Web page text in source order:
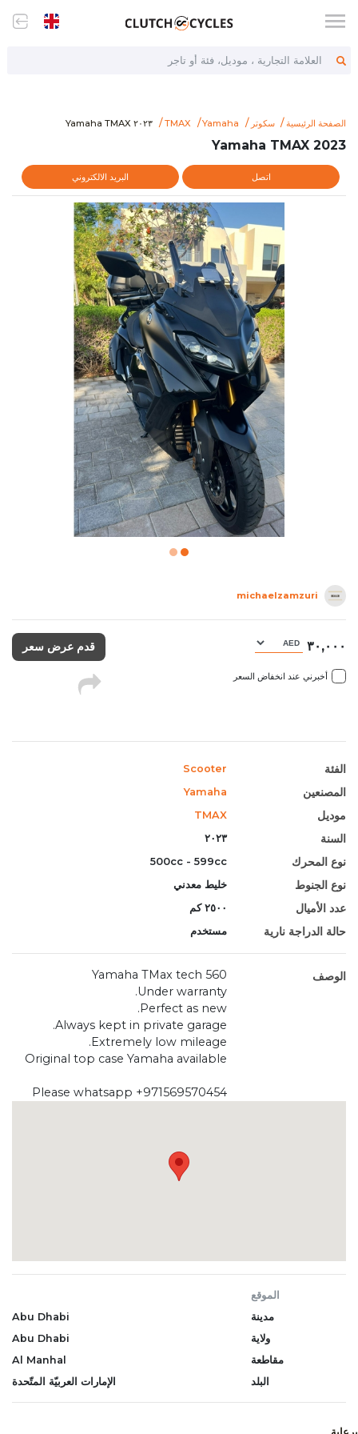
العلامة التجارية ، موديل، فئة أو تاجر
الصفحة الرئيسية سكوتر Yamaha
TMAX
item/2023-yamaha-tmax
٢٠٢٣ Yamaha TMAX
٢٠٢٣ Yamaha TMAX
2023 Yamaha TMAX
اتصل البريد الالكتروني
michaelzamzuri
٣٠,٠٠٠
أخبرني عند انخفاض السعر
قدم عرض سعر
الفئة Scooter
المصنعين Yamaha
موديل TMAX
السنة ٢٠٢٣
نوع المحرك 500cc - 599cc
نوع الجنوط خليط معدني
عدد الأميال ٢٥٠٠ كم
حالة الدراجة نارية مستخدم
الوصف
Yamaha TMax tech 560
Under warranty.
Perfect as new.
Always kept in private garage.
Extremely low mileage.
Original top case Yamaha available
Please whatsapp +971569570454
الموقع
مدينة
Abu Dhabi
ولاية
Abu Dhabi
مقاطعة
Al Manhal
البلد
الإمارات العربيّة المتّحدة